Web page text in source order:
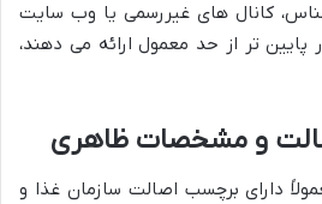
کانال های غیررسمی یا وب سایت
تر از حد معمول ارائه می دهند،
و مشخصات ظاهری
دارای برچسب اصالت سازمان غذا و